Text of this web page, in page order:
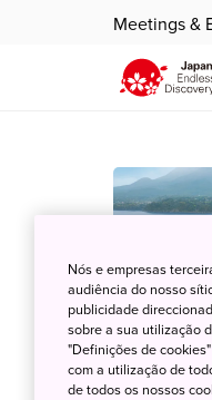
Meetings &
Nós e empresas
audiência do nosso
publicidade
sobre a sua utilização
"Definições de
com a utilização de
de todos os nossos